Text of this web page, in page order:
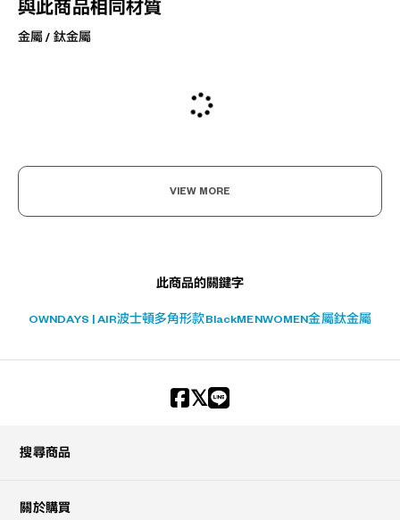
與此商品相同材質
金屬 / 鈦金屬
VIEW MORE
此商品的關鍵字
OWNDAYS | AIR波士頓多角形款 BlackMENWOMEN金屬鈦金屬
?
搜尋商品
關於購買